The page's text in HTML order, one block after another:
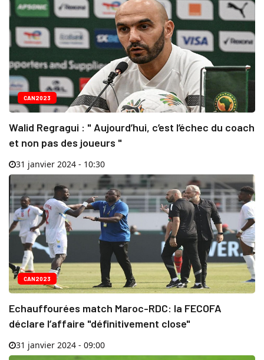
CAN2023
Walid Regragui : " Aujourd’hui, c’est l’échec du coach
et non pas des joueurs "
31 janvier 2024 - 10:30
CAN2023
Echauffourées match Maroc-RDC: la FECOFA
déclare l’affaire "définitivement close"
31 janvier 2024 - 09:00